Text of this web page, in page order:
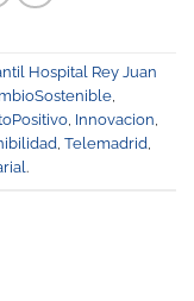
Hospital Rey Juan
,
, Innovacion,
, Telemadrid,
.